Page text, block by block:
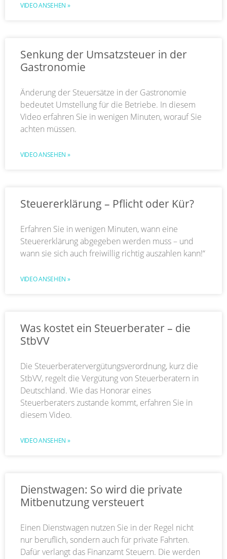
VIDEO ANSEHEN »
Senkung der Umsatzsteuer in der
Gastronomie
Änderung der Steuersätze in der Gastronomie
bedeutet Umstellung für die Betriebe. In diesem
Video erfahren Sie in wenigen Minuten, worauf Sie
achten müssen.
VIDEO ANSEHEN »
Steuererklärung – Pflicht oder Kür?
Erfahren Sie in wenigen Minuten, wann eine
Steuererklärung abgegeben werden muss – und
wann sie sich auch freiwillig richtig auszahlen kann!“
VIDEO ANSEHEN »
Was kostet ein Steuerberater – die
StbVV
Die Steuerberatervergütungsverordnung, kurz die
StbVV, regelt die Vergütung von Steuerberatern in
Deutschland. Wie das Honorar eines
Steuerberaters zustande kommt, erfahren Sie in
diesem Video.
VIDEO ANSEHEN »
Dienstwagen: So wird die private
Mitbenutzung versteuert
Einen Dienstwagen nutzen Sie in der Regel nicht
nur beruflich, sondern auch für private Fahrten.
Dafür verlangt das Finanzamt Steuern. Die werden